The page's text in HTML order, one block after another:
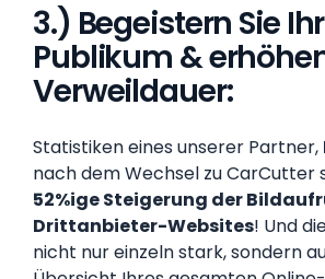
3.) Begeistern Sie Ihr
Publikum &
Verweildauer:
Statistiken eines unserer Partner,
nach dem Wechsel zu CarCutter
52%ige Steigerung der
Drittanbieter-Websites! Und
nicht nur einzeln stark, sondern